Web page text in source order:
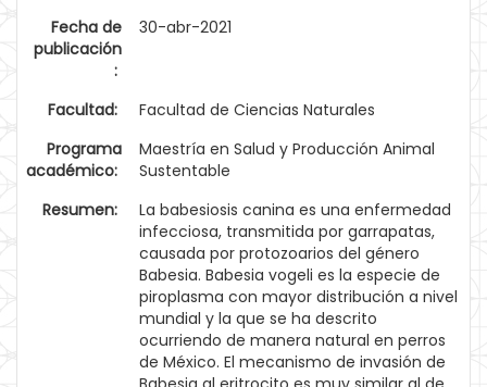
Fecha de
publicación
:
30-abr-2021
Facultad:
Facultad de Ciencias Naturales
Programa
académico:
Maestría en Salud y Producción Animal
Sustentable
Resumen:
La babesiosis canina es una enfermedad
infecciosa, transmitida por garrapatas,
causada por protozoarios del género
Babesia. Babesia vogeli es la especie de
piroplasma con mayor distribución a nivel
mundial y la que se ha descrito
ocurriendo de manera natural en perros
de México. El mecanismo de invasión de